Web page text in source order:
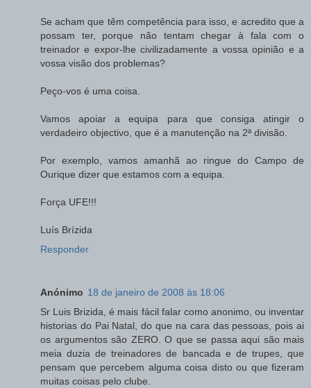
Se acham que têm competência para isso, e acredito que a
possam ter, porque não tentam chegar à fala com o
treinador e expor-lhe civilizadamente a vossa opinião e a
vossa visão dos problemas?
Peço-vos é uma coisa.
Vamos apoiar a equipa para que consiga atingir o
verdadeiro objectivo, que é a manutenção na 2ª divisão.
Por exemplo, vamos amanhã ao ringue do Campo de
Ourique dizer que estamos com a equipa.
Força UFE!!!
Luís Brízida
Responder
Anónimo 18 de janeiro de 2008 às 18:06
Sr Luis Brizida, é mais fácil falar como anonimo, ou inventar
historias do Pai Natal, do que na cara das pessoas, pois ai
os argumentos são ZERO. O que se passa aqui são mais
meia duzia de treinadores de bancada e de trupes, que
pensam que percebem alguma coisa disto ou que fizeram
muitas coisas pelo clube.